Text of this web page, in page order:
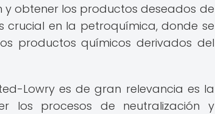
obtener los productos deseados de
crucial en la petroquímica, donde se
productos químicos derivados del
Lowry es de gran relevancia es la
los procesos de neutralización y